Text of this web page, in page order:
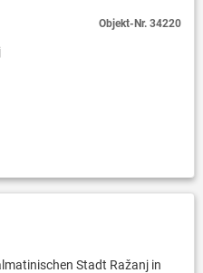
Objekt-Nr.34220
Stadt Ražanj in